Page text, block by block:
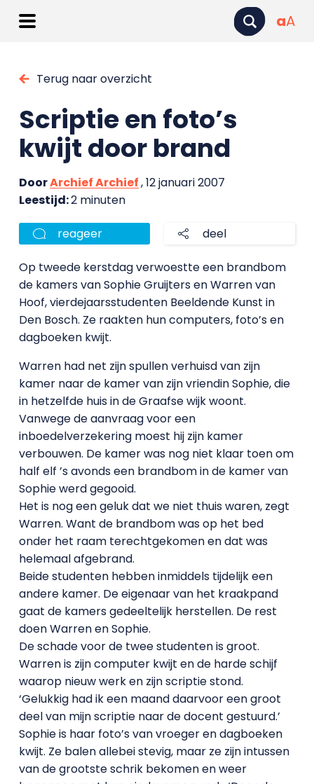
aA
Terug naar overzicht
Scriptie en foto’s
kwijt door brand
DoorArchief Archief, 12 januari 2007
Leestijd:2 minuten
reageer deel
Op tweede kerstdag verwoestte een brandbom
de kamers van Sophie Gruijters en Warren van
Hoof, vierdejaarsstudenten Beeldende Kunst in
Den Bosch. Ze raakten hun computers, foto’s en
dagboeken kwijt.
Warren had net zijn spullen verhuisd van zijn
kamer naar de kamer van zijn vriendin Sophie, die
in hetzelfde huis in de Graafse wijk woont.
Vanwege de aanvraag voor een
inboedelverzekering moest hij zijn kamer
verbouwen. De kamer was nog niet klaar toen om
half elf ’s avonds een brandbom in de kamer van
Sophie werd gegooid.
Het is nog een geluk dat we niet thuis waren, zegt
Warren. Want de brandbom was op het bed
onder het raam terechtgekomen en dat was
helemaal afgebrand.
Beide studenten hebben inmiddels tijdelijk een
andere kamer. De eigenaar van het kraakpand
gaat de kamers gedeeltelijk herstellen. De rest
doen Warren en Sophie.
De schade voor de twee studenten is groot.
Warren is zijn computer kwijt en de harde schijf
waarop nieuw werk en zijn scriptie stond.
‘Gelukkig had ik een maand daarvoor een groot
deel van mijn scriptie naar de docent gestuurd.’
Sophie is haar foto’s van vroeger en dagboeken
kwijt. Ze balen allebei stevig, maar ze zijn intussen
van de grootste schrik bekomen en weer